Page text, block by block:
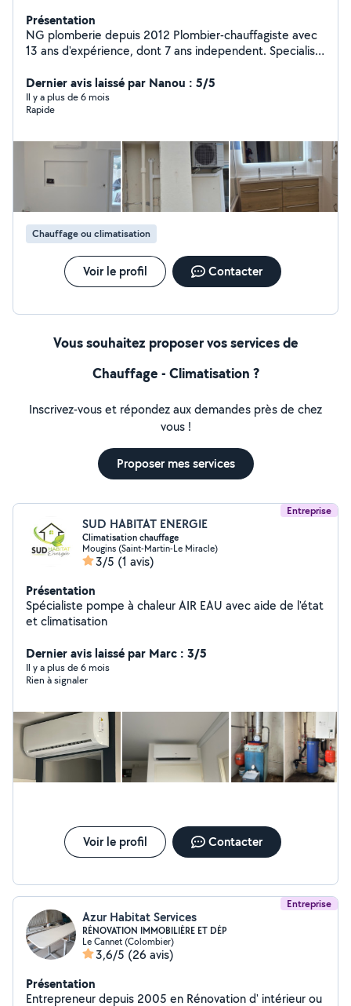
Présentation
NG plomberie depuis 2012 Plombier-chauffagiste avec
13 ans d'expérience, dont 7 ans independent. Specialist
rénovations, dépannage. Rénovation complète de salle
de bain Chauffage, chaudières et radiateurs
Robinetterie, chauffe-eau, wc,évacuations,colonnes...
dans le 06 - intervention rapide Contactez moi pour vos
projets ou urgence ! #plomberie # chauffage #
Dernier avis laissé par Nanou : 5/5
Il y a plus de 6 mois
Rapide
Chauffage ou climatisation
Voir le profil Contacter
Vous souhaitez proposer vos services de
Chauffage - Climatisation ?
Inscrivez-vous et répondez aux demandes près de chez
vous !
Proposer mes services
Entreprise
SUD HABITAT ENERGIE
Climatisation chauffage
Mougins (Saint-Martin-Le Miracle)
3/5 (1 avis)
Présentation
Spécialiste pompe à chaleur AIR EAU avec aide de l'état
et climatisation
Dernier avis laissé par Marc : 3/5
Il y a plus de 6 mois
Rien à signaler
Voir le profil Contacter
Entreprise
Azur Habitat Services
RÉNOVATION IMMOBILIÈRE ET DÉP
Le Cannet (Colombier)
3,6/5 (26 avis)
Présentation
Entrepreneur depuis 2005 en Rénovation d' intérieur ou